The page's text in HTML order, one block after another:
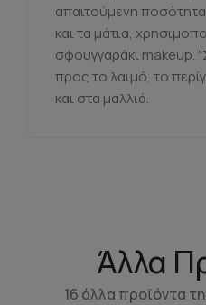
απαιτούμενη
και τα μάτια,
σφουγγαράκι makeup.
προς το λαιμό, το
και στα μαλλιά.
Άλλα
16 άλλα προϊόντα